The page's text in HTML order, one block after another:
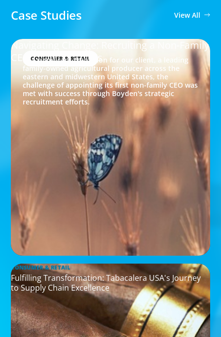
Case Studies View All
CONSUMER & RETAIL
Navigating Change: Recruiting a Non-Family
CEO in Agribusiness
In a significant transition for our client, a leading
family-owned agricultural producer across the
eastern and midwestern United States, the
challenge of appointing its first non-family CEO was
met with success through Boyden's strategic
recruitment efforts.
CONSUMER & RETAIL
Fulfilling Transformation: Tabacalera USA's Journey
to Supply Chain Excellence